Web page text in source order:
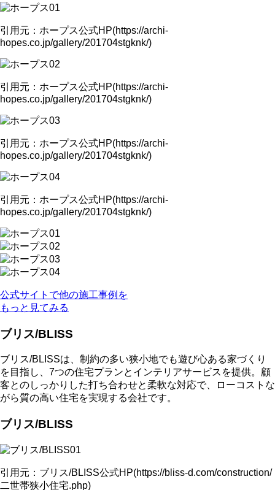
引用元：ホープス公式HP(https://archi-
hopes.co.jp/gallery/201704stgknk/)
引用元：ホープス公式HP(https://archi-
hopes.co.jp/gallery/201704stgknk/)
引用元：ホープス公式HP(https://archi-
hopes.co.jp/gallery/201704stgknk/)
引用元：ホープス公式HP(https://archi-
hopes.co.jp/gallery/201704stgknk/)
公式サイトで他の施工事例を
もっと見てみる
ブリス/BLISS
ブリス/BLISSは、制約の多い狭小地でも遊び心ある家づくり
を目指し、7つの住宅プランとインテリアサービスを提供。顧
客とのしっかりした打ち合わせと柔軟な対応で、ローコストな
がら質の高い住宅を実現する会社です。
ブリス/BLISS
引用元：ブリス/BLISS公式HP(https://bliss-d.com/construction/
二世帯狭小住宅.php)